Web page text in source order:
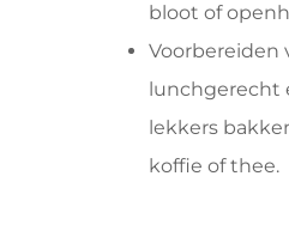
bloot of
Voorbereiden
lunchgerecht
lekkers
koffie of thee.